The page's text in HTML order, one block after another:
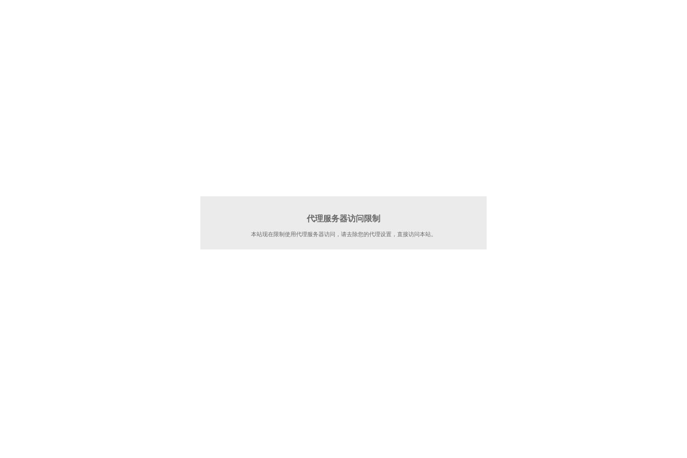
代理服务器访问限制
本站现在限制使用代理服务器访问，请去除您的代理设置，直接访问本站。